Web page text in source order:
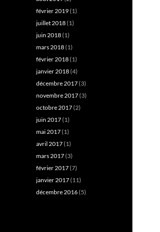
février 2019(1)
juillet 2018(1)
juin 2018(1)
mars 2018(1)
février 2018(1)
janvier 2018(4)
décembre 2017(3)
novembre 2017(3)
octobre 2017(2)
juin 2017(1)
mai 2017(1)
avril 2017(1)
mars 2017(3)
février 2017(7)
janvier 2017(11)
décembre 2016(5)